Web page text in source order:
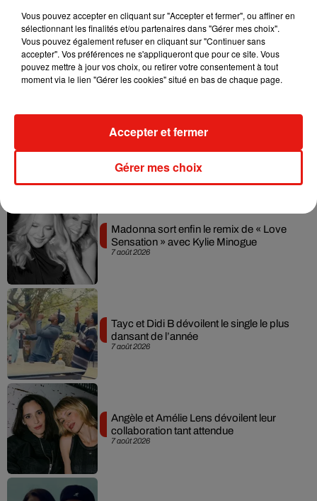
en position hors gel »,insiste-t-elle.
Musique
Julien Lieb s’essaye à la vie de chatelain
7 août 2026
Madonna sort enfin le remix de « Love
Sensation » avec Kylie Minogue
7 août 2026
Tayc et Didi B dévoilent le single le plus
dansant de l’année
7 août 2026
Angèle et Amélie Lens dévoilent leur
collaboration tant attendue
Vous pouvez accepter en cliquant sur "Accepter et fermer", ou affiner en
sélectionnant les finalités et/ou partenaires dans "Gérer mes choix".
Vous pouvez également refuser en cliquant sur "Continuer sans
accepter". Vos préférences ne s'appliqueront que pour ce site. Vous
pouvez mettre à jour vos choix, ou retirer votre consentement à tout
moment via le lien "Gérer les cookies" situé en bas de chaque page.
Gérer mes choix
Accepter et fermer